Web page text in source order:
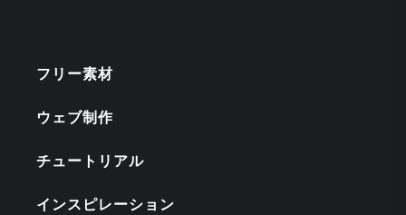
フリー素材
ウェブ制作
チュートリアル
インスピレーション